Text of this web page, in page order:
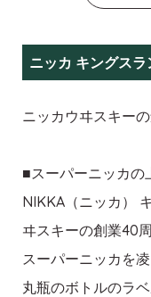
ニッカ キングス
ニッカウヰスキー
■スーパーニッカの
NIKKA（ニッカ）
ヰスキーの創業40
スーパーニッカを凌
丸瓶のボトルのラ